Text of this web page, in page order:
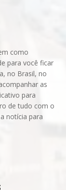
como
para você ficar
no Brasil, no
as
para
de tudo com o
notícia para